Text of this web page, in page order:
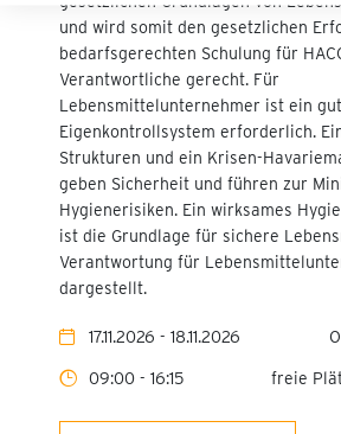
und wird somit den gesetzlichen
bedarfsgerechten Schulung für
Verantwortliche gerecht. Für
Lebensmittelunternehmer ist ein
Eigenkontrollsystem erforderlich.
Strukturen und ein Krisen-
geben Sicherheit und führen zur
Hygienerisiken. Ein wirksames
ist die Grundlage für sichere
Verantwortung für
dargestellt.
17.11.2026 - 18.11.2026
09:00 - 16:15 freie